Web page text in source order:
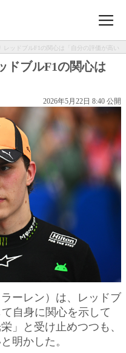
レッドブルF1の関心は「自分の評価が高い
ドブルF1の関心は
2026年5月22日 8:40 公開
ーレン）は、レッドブ
自身に関心を示して
」と受け止めつつも、
明かした。